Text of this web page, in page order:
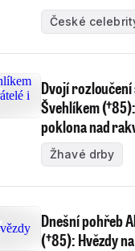
České
Dvojí rozloučení
Švehlíkem
poklona nad
Žhavé drby
Dnešní pohřeb
(†85): Hvězdy